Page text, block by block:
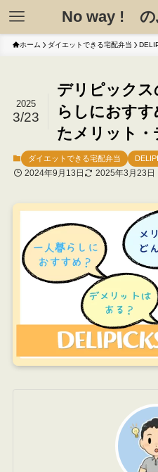
No way ! の
ホーム ダイエットできる宅配弁当
デリピックス
らしにおす
たメリット・
2025
3/23
ダイエットできる宅配弁当
2024年9月13日 2025年3月23日